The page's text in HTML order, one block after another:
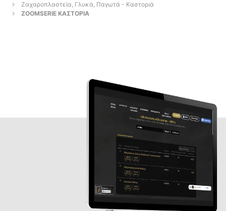
Ζαχαροπλαστεία, Γλυκά, Παγωτά - Καστοριά
ZOOMSERIE ΚΑΣΤΟΡΙΑ